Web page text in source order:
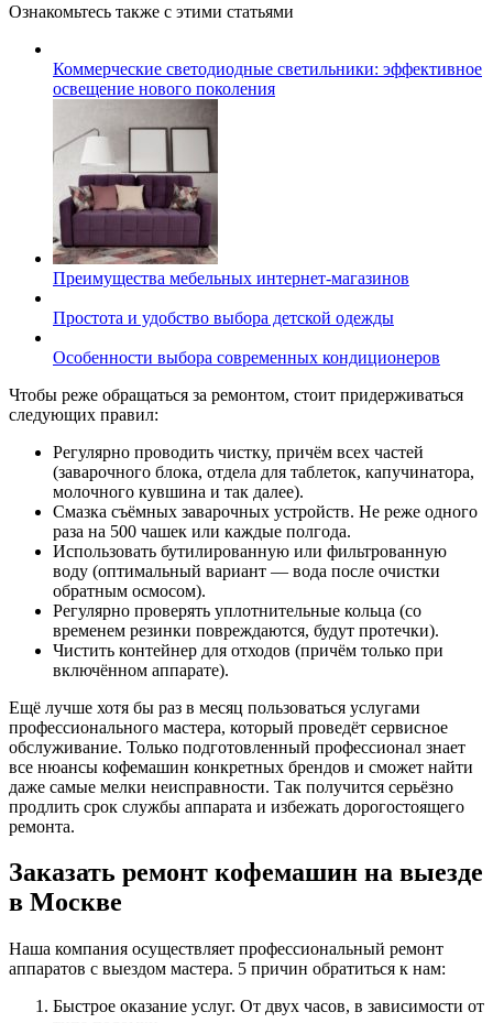
Ознакомьтесь также с этими статьями
Коммерческие светодиодные светильники: эффективное
освещение нового поколения
Преимущества мебельных интернет-магазинов
Простота и удобство выбора детской одежды
Особенности выбора современных кондиционеров
Чтобы реже обращаться за ремонтом, стоит придерживаться
следующих правил:
Регулярно проводить чистку, причём всех частей
(заварочного блока, отдела для таблеток, капучинатора,
молочного кувшина и так далее).
Смазка съёмных заварочных устройств. Не реже одного
раза на 500 чашек или каждые полгода.
Использовать бутилированную или фильтрованную
воду (оптимальный вариант — вода после очистки
обратным осмосом).
Регулярно проверять уплотнительные кольца (со
временем резинки повреждаются, будут протечки).
Чистить контейнер для отходов (причём только при
включённом аппарате).
Ещё лучше хотя бы раз в месяц пользоваться услугами
профессионального мастера, который проведёт сервисное
обслуживание. Только подготовленный профессионал знает
все нюансы кофемашин конкретных брендов и сможет найти
даже самые мелки неисправности. Так получится серьёзно
продлить срок службы аппарата и избежать дорогостоящего
ремонта.
Заказать ремонт кофемашин на выезде
в Москве
Наша компания осуществляет профессиональный ремонт
аппаратов с выездом мастера. 5 причин обратиться к нам:
Быстрое оказание услуг. От двух часов, в зависимости от